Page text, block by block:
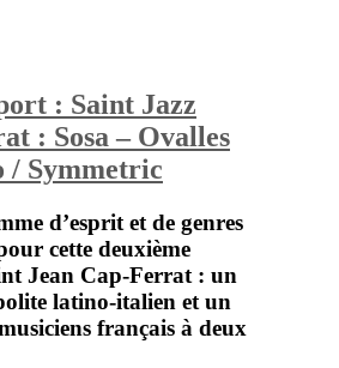
: Saint Jazz
: Sosa – Ovalles
/ Symmetric
d’esprit et de genres
cette deuxième
Jean Cap-Ferrat : un
latino-italien et un
français à deux